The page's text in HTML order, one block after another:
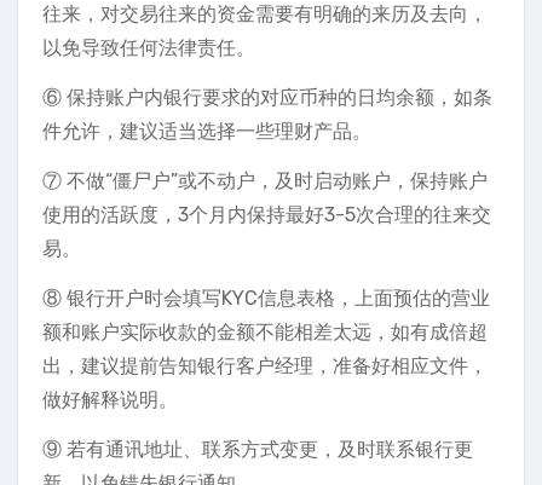
往来，对交易往来的资金需要有明确的来历及去向，
以免导致任何法律责任。
⑥ 保持账户内银行要求的对应币种的日均余额，如条
件允许，建议适当选择一些理财产品。
⑦ 不做“僵尸户”或不动户，及时启动账户，保持账户
使用的活跃度，3个月内保持最好3-5次合理的往来交
易。
⑧ 银行开户时会填写KYC信息表格，上面预估的营业
额和账户实际收款的金额不能相差太远，如有成倍超
出，建议提前告知银行客户经理，准备好相应文件，
做好解释说明。
⑨ 若有通讯地址、联系方式变更，及时联系银行更